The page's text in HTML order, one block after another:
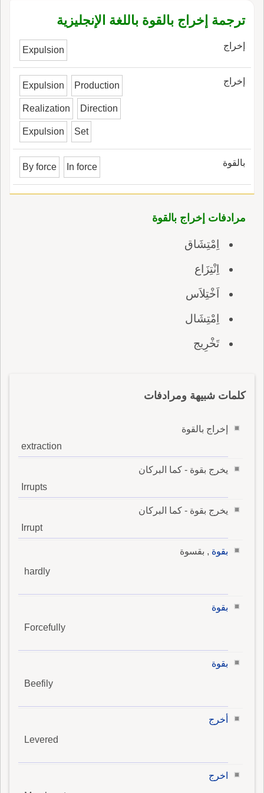
ترجمة إخراج بالقوة باللغة الإنجليزية
إخراج Expulsion
إخراج Expulsion Production
Realization Direction
Expulsion Set
بالقوة By force In force
مرادفات إخراج بالقوة
اِمْتِشَاق
اِنْتِزَاع
اَخْتِلاَس
اِمْتِشَال
تَخْرِيج
كلمات شبيهة ومرادفات
إخراج بالقوة
extraction
يخرج بقوة - كما البركان
Irrupts
يخرج بقوة - كما البركان
Irrupt
بقوة , بقسوة
hardly
بقوة
Forcefully
بقوة
Beefily
أخرج
Levered
اخرج